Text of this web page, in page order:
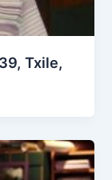
Txile,